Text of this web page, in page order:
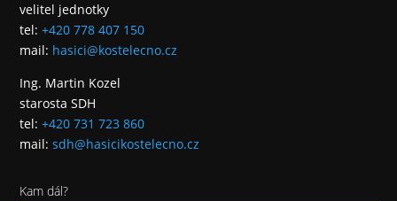
velitel jednotky
tel:+420 778 407 150
mail: hasici@kostelecno.cz
Ing. Martin Kozel
starosta SDH
tel:+420 731 723 860
mail:sdh@hasicikostelecno.cz
Kam dál?